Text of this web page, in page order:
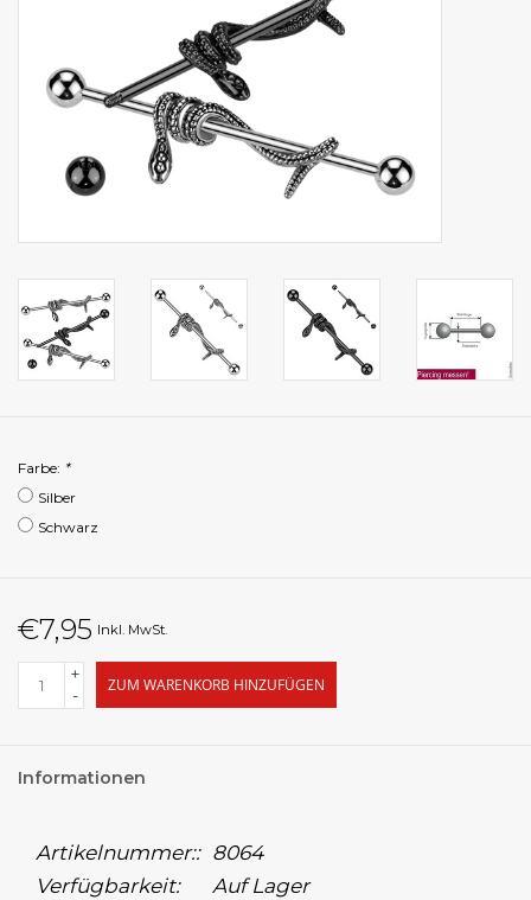
Farbe: *
Silber
Schwarz
€7,95 Inkl. MwSt.
+
-
ZUM WARENKORB HINZUFÜGEN
Informationen
Artikelnummer:: 8064
Verfügbarkeit:
Auf Lager